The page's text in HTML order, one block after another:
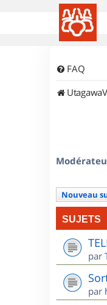
FAQ
Nouveau
SUJETS
par
par